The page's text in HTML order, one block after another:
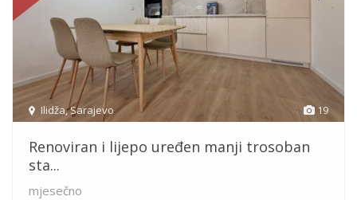
19
Ilidža,Sarajevo
Renoviran i lijepo uređen manji trosoban
sta...
mjesečno